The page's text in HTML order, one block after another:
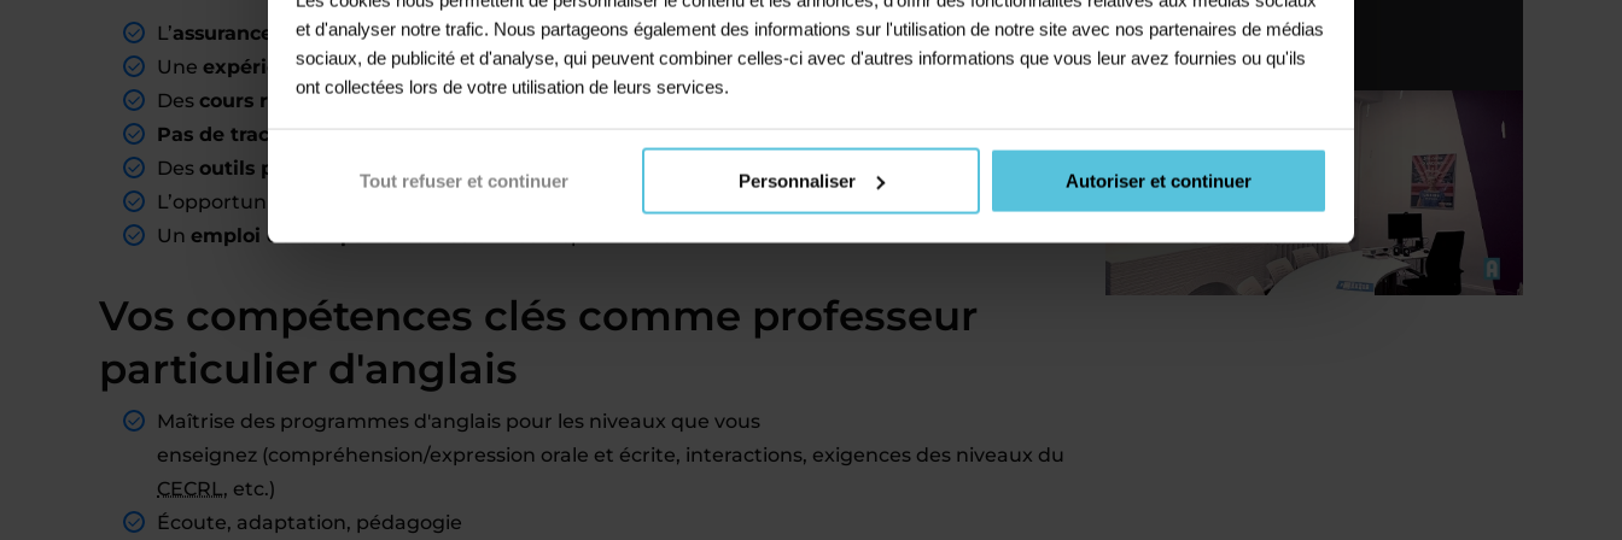
et d'analyser notre trafic. Nous partageons également des informations sur l'utilisation de notre site avec nos partenaires de médias
sociaux, de publicité et d'analyse, qui peuvent combiner celles-ci avec d'autres informations que vous leur avez fournies ou qu'ils
ont collectées lors de votre utilisation de leurs services.
Tout refuser et continuer Personnaliser Autoriser et continuer
L’assurance d’avoir des élèveslà où vous le souhaitez géographiquement
Une expérience pédagogique valorisableprofessionnellement
Des cours rémunérés mensuellement, ajustés au nombre d’élèves suivis
Pas de tracas administratifs: Acadomia gère tout ce volet (cotisations, charges, etc.)
Des outils pédagogiques accessibles
et une appli pour suivre vos cours
L’opportunité de dispenser des cours collectifs, des stages ou des cours à distance
Un emploi du temps flexible
Vos compétences clés comme professeur
particulier d'anglais
Maîtrise des programmes d'anglais pour les niveaux que vous
enseignez (compréhension/expression orale et écrite, interactions, exigences des niveaux du
CECRL, etc.)
Écoute, adaptation, pédagogie
04 72 77 88 11